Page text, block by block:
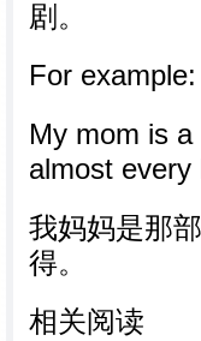
剧。
For example:
My mom is
almost every
我妈妈是那
得。
相关阅读